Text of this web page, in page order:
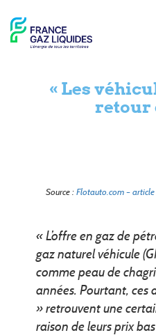
« Les
retour
Source : Flotauto.com – article
« L’offre en gaz de
gaz naturel véhicule
comme peau de
années. Pourtant, ces
» retrouvent une
raison de leurs prix